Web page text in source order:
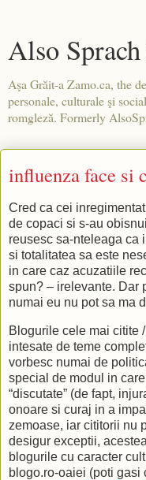
Also
Aşa Grăit-a Zamo.ca, the
personale, culturale şi
romgleză. Formerly
influenza face si
Cred ca cei
de copaci si s-au
reusesc sa-nteleaga ca
si totalitatea sa este
in care caz acuzatiile
spun? – irelevante. Dar
numai eu nu pot sa ma
Blogurile cele mai citite
intesate de teme
vorbesc numai de
special de modul in
“discutate” (de fapt,
onoare si curaj in a
zemoase, iar cititorii nu
desigur exceptii,
blogurile cu caracter
blogo.ro-oaiei (poti gasi